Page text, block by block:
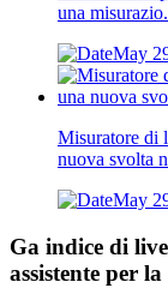
una
May
Misuratore di
nuova svolta
May
Ga indice di
assistente per